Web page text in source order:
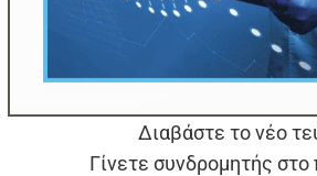
Διαβάστε το νέο
Γίνετε συνδρομητής στο